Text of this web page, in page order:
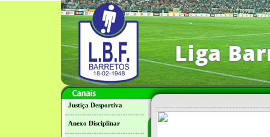
Justiça Desportiva
---------------------------------
Anexo Disciplinar
---------------------------------